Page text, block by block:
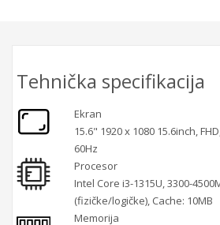
Tehnička specifikacija
Ekran
15.6" 1920 x 1080 15.6inch,
60Hz
Procesor
Intel Core i3-1315U, 3300-
(fizičke/logičke), Cache: 10MB
Memorija